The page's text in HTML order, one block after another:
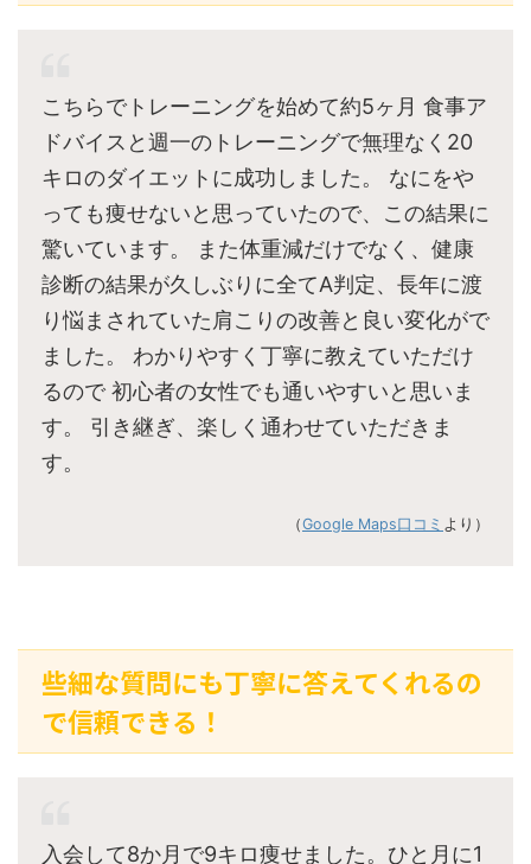
こちらでトレーニングを始めて約5ヶ月 食事ア
ドバイスと週一のトレーニングで無理なく20
キロのダイエットに成功しました。 なにをや
っても痩せないと思っていたので、この結果に
驚いています。 また体重減だけでなく、健康
診断の結果が久しぶりに全てA判定、長年に渡
り悩まされていた肩こりの改善と良い変化がで
ました。 わかりやすく丁寧に教えていただけ
るので 初心者の女性でも通いやすいと思いま
す。 引き継ぎ、楽しく通わせていただきま
す。
（Google Maps口コミ より）
些細な質問にも丁寧に答えてくれるの
で信頼できる！
入会して8か月で9キロ痩せました。ひと月に1